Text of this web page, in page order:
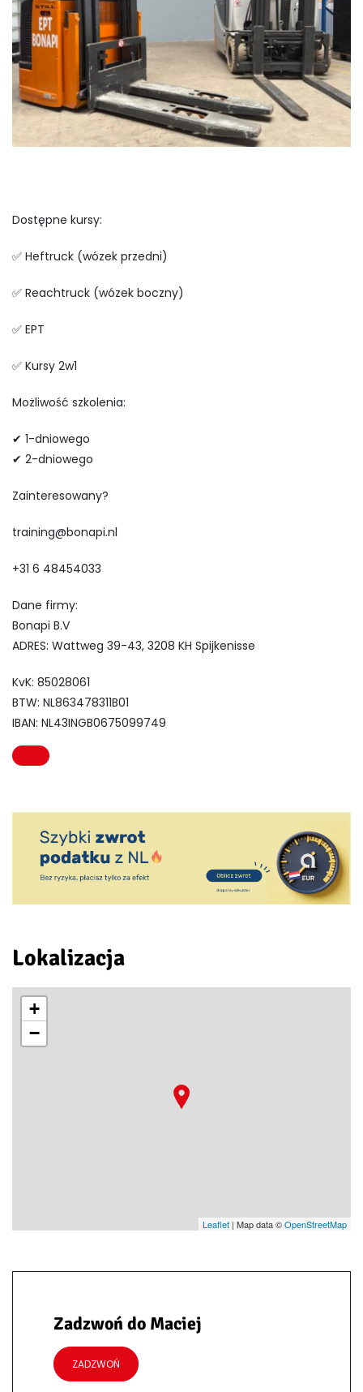
Dostępne kursy:
✅ Heftruck (wózek przedni)
✅ Reachtruck (wózek boczny)
✅ EPT
✅ Kursy 2w1
Możliwość szkolenia:
✔ 1-dniowego
✔ 2-dniowego
Zainteresowany?
training@bonapi.nl
+31 6 48454033
Dane firmy:
Bonapi B.V
ADRES: Wattweg 39-43, 3208 KH Spijkenisse
KvK: 85028061
BTW: NL863478311B01
IBAN: NL43INGB0675099749
Lokalizacja
+
−
Leaflet | Map data ©OpenStreetMap
Zadzwoń do Maciej
ZADZWOŃ